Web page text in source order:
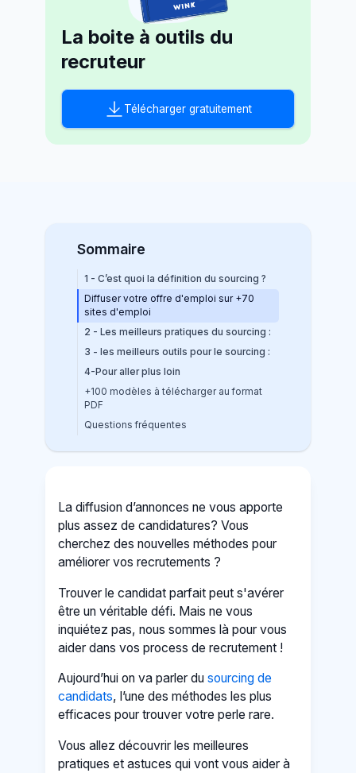
La boite à outils du
recruteur
Télécharger gratuitement
Sommaire
1 - C’est quoi la définition du sourcing ?
Diffuser votre offre d'emploi sur +70
sites d'emploi
2 - Les meilleurs pratiques du sourcing :
3 - les meilleurs outils pour le sourcing :
4-Pour aller plus loin
+100 modèles à télécharger au format
PDF
Questions fréquentes
La diffusion d’annonces ne vous apporte
plus assez de candidatures? Vous
cherchez des nouvelles méthodes pour
améliorer vos recrutements ?
Trouver le candidat parfait peut s'avérer
être un véritable défi. Mais ne vous
inquiétez pas, nous sommes là pour vous
aider dans vos process de recrutement !
Aujourd’hui on va parler dusourcing de
candidats, l’une des méthodes les plus
efficaces pour trouver votre perle rare.
Vous allez découvrir les meilleures
pratiques et astuces qui vont vous aider à